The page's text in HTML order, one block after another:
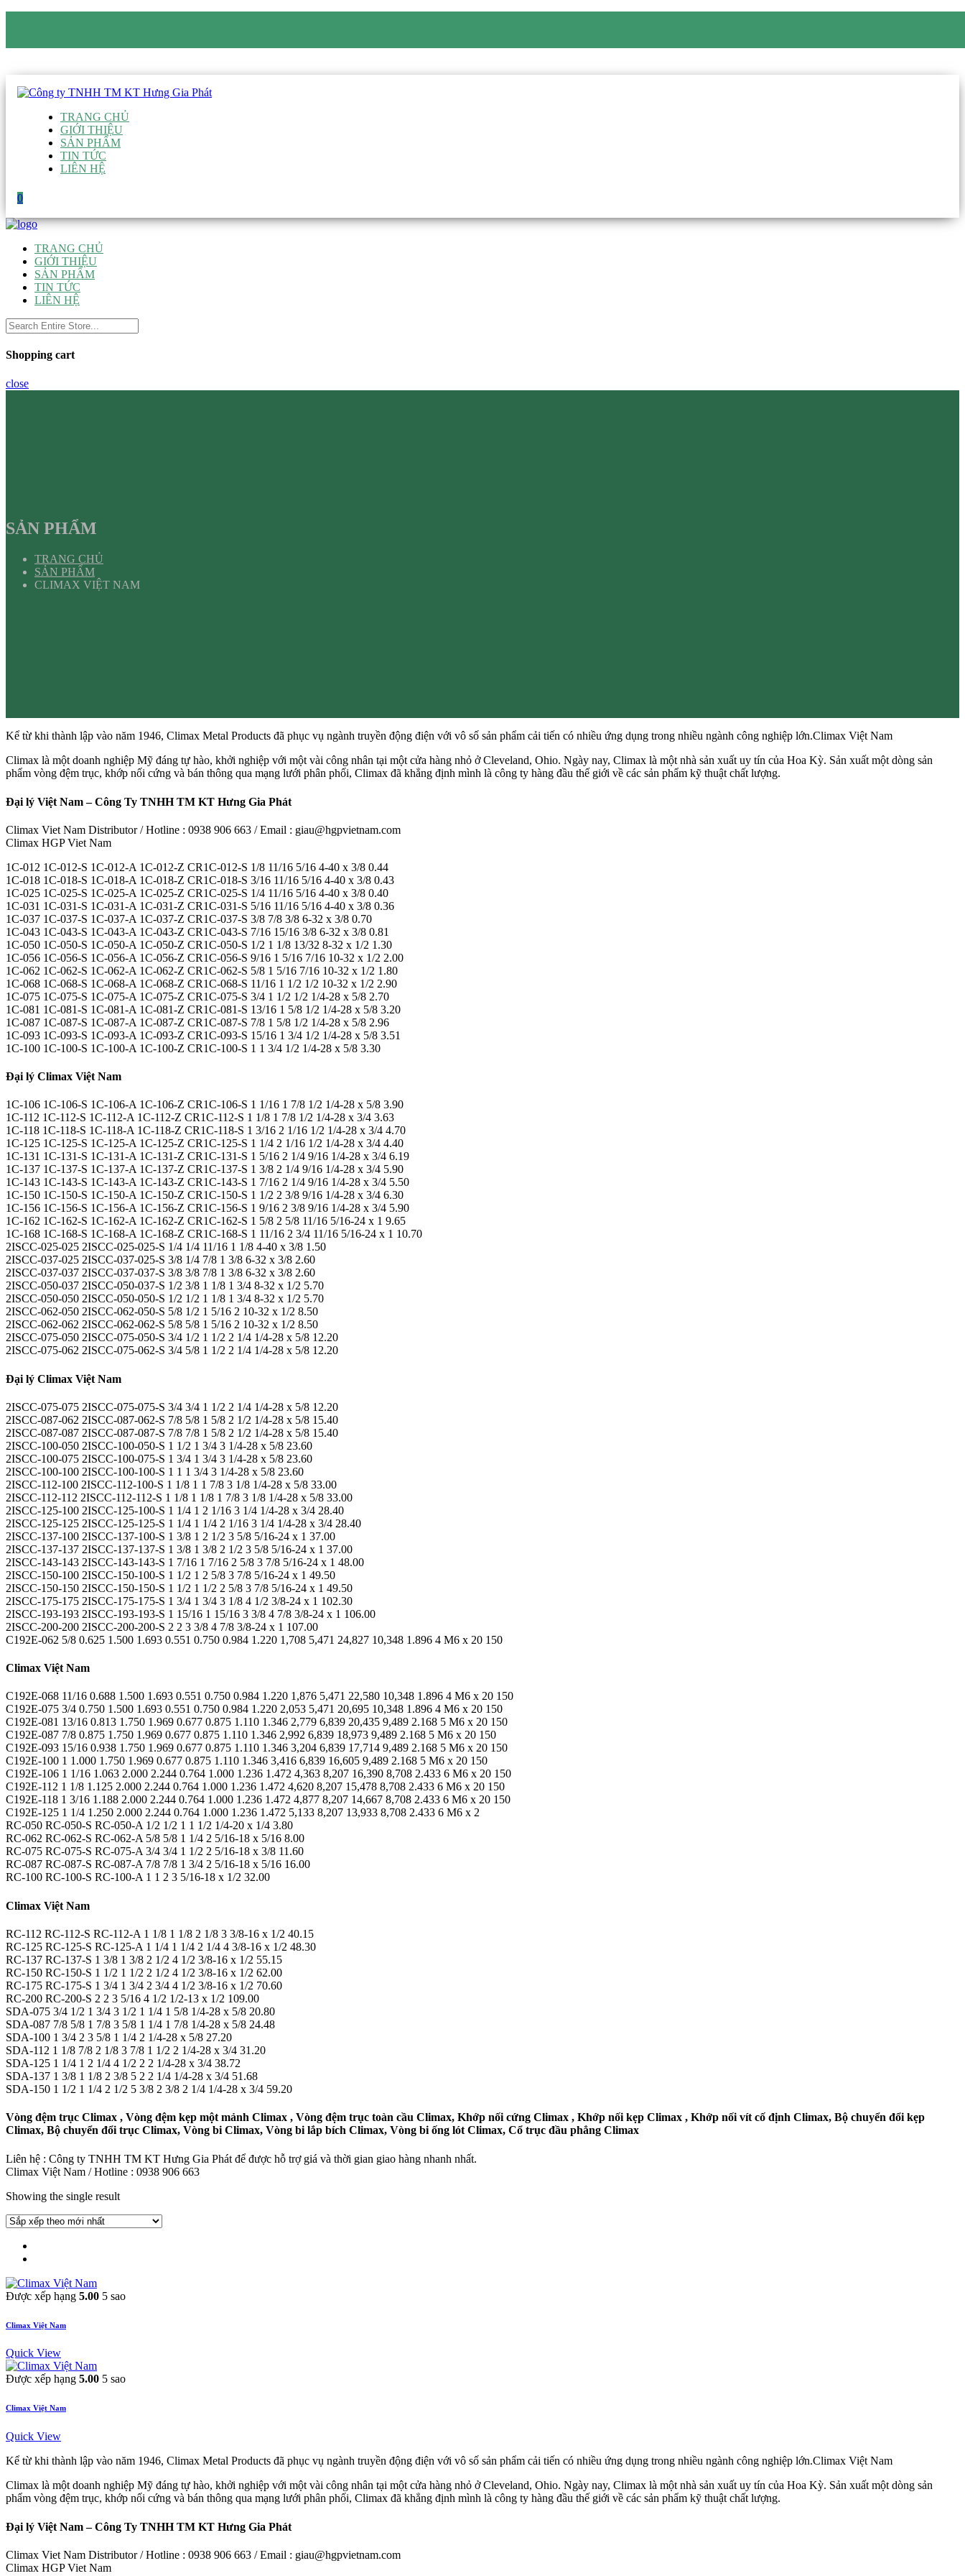
TRANG CHỦ
GIỚI THIỆU
SẢN PHẨM
TIN TỨC
LIÊN HỆ
0
TRANG CHỦ
GIỚI THIỆU
SẢN PHẨM
TIN TỨC
LIÊN HỆ
Shopping cart
close
SẢN PHẨM
TRANG CHỦ
SẢN PHẨM
CLIMAX VIỆT NAM
Kể từ khi thành lập vào năm 1946, Climax Metal Products đã phục vụ ngành truyền động điện với vô số sản phẩm cải tiến có nhiều ứng dụng trong nhiều ngành công nghiệp lớn.Climax Việt Nam
Climax là một doanh nghiệp Mỹ đáng tự hào, khởi nghiệp với một vài công nhân tại một cửa hàng nhỏ ở Cleveland, Ohio. Ngày nay, Climax là một nhà sản xuất uy tín của Hoa Kỳ. Sản xuất một dòng sản
phẩm vòng đệm trục, khớp nối cứng và bán thông qua mạng lưới phân phối, Climax đã khẳng định mình là công ty hàng đầu thế giới về các sản phẩm kỹ thuật chất lượng.
Đại lý Việt Nam – Công Ty TNHH TM KT Hưng Gia Phát
Climax Viet Nam Distributor / Hotline : 0938 906 663 / Email : giau@hgpvietnam.com
Climax HGP Viet Nam
1C-012 1C-012-S 1C-012-A 1C-012-Z CR1C-012-S 1/8 11/16 5/16 4-40 x 3/8 0.44
1C-018 1C-018-S 1C-018-A 1C-018-Z CR1C-018-S 3/16 11/16 5/16 4-40 x 3/8 0.43
1C-025 1C-025-S 1C-025-A 1C-025-Z CR1C-025-S 1/4 11/16 5/16 4-40 x 3/8 0.40
1C-031 1C-031-S 1C-031-A 1C-031-Z CR1C-031-S 5/16 11/16 5/16 4-40 x 3/8 0.36
1C-037 1C-037-S 1C-037-A 1C-037-Z CR1C-037-S 3/8 7/8 3/8 6-32 x 3/8 0.70
1C-043 1C-043-S 1C-043-A 1C-043-Z CR1C-043-S 7/16 15/16 3/8 6-32 x 3/8 0.81
1C-050 1C-050-S 1C-050-A 1C-050-Z CR1C-050-S 1/2 1 1/8 13/32 8-32 x 1/2 1.30
1C-056 1C-056-S 1C-056-A 1C-056-Z CR1C-056-S 9/16 1 5/16 7/16 10-32 x 1/2 2.00
1C-062 1C-062-S 1C-062-A 1C-062-Z CR1C-062-S 5/8 1 5/16 7/16 10-32 x 1/2 1.80
1C-068 1C-068-S 1C-068-A 1C-068-Z CR1C-068-S 11/16 1 1/2 1/2 10-32 x 1/2 2.90
1C-075 1C-075-S 1C-075-A 1C-075-Z CR1C-075-S 3/4 1 1/2 1/2 1/4-28 x 5/8 2.70
1C-081 1C-081-S 1C-081-A 1C-081-Z CR1C-081-S 13/16 1 5/8 1/2 1/4-28 x 5/8 3.20
1C-087 1C-087-S 1C-087-A 1C-087-Z CR1C-087-S 7/8 1 5/8 1/2 1/4-28 x 5/8 2.96
1C-093 1C-093-S 1C-093-A 1C-093-Z CR1C-093-S 15/16 1 3/4 1/2 1/4-28 x 5/8 3.51
1C-100 1C-100-S 1C-100-A 1C-100-Z CR1C-100-S 1 1 3/4 1/2 1/4-28 x 5/8 3.30
Đại lý Climax Việt Nam
1C-106 1C-106-S 1C-106-A 1C-106-Z CR1C-106-S 1 1/16 1 7/8 1/2 1/4-28 x 5/8 3.90
1C-112 1C-112-S 1C-112-A 1C-112-Z CR1C-112-S 1 1/8 1 7/8 1/2 1/4-28 x 3/4 3.63
1C-118 1C-118-S 1C-118-A 1C-118-Z CR1C-118-S 1 3/16 2 1/16 1/2 1/4-28 x 3/4 4.70
1C-125 1C-125-S 1C-125-A 1C-125-Z CR1C-125-S 1 1/4 2 1/16 1/2 1/4-28 x 3/4 4.40
1C-131 1C-131-S 1C-131-A 1C-131-Z CR1C-131-S 1 5/16 2 1/4 9/16 1/4-28 x 3/4 6.19
1C-137 1C-137-S 1C-137-A 1C-137-Z CR1C-137-S 1 3/8 2 1/4 9/16 1/4-28 x 3/4 5.90
1C-143 1C-143-S 1C-143-A 1C-143-Z CR1C-143-S 1 7/16 2 1/4 9/16 1/4-28 x 3/4 5.50
1C-150 1C-150-S 1C-150-A 1C-150-Z CR1C-150-S 1 1/2 2 3/8 9/16 1/4-28 x 3/4 6.30
1C-156 1C-156-S 1C-156-A 1C-156-Z CR1C-156-S 1 9/16 2 3/8 9/16 1/4-28 x 3/4 5.90
1C-162 1C-162-S 1C-162-A 1C-162-Z CR1C-162-S 1 5/8 2 5/8 11/16 5/16-24 x 1 9.65
1C-168 1C-168-S 1C-168-A 1C-168-Z CR1C-168-S 1 11/16 2 3/4 11/16 5/16-24 x 1 10.70
2ISCC-025-025 2ISCC-025-025-S 1/4 1/4 11/16 1 1/8 4-40 x 3/8 1.50
2ISCC-037-025 2ISCC-037-025-S 3/8 1/4 7/8 1 3/8 6-32 x 3/8 2.60
2ISCC-037-037 2ISCC-037-037-S 3/8 3/8 7/8 1 3/8 6-32 x 3/8 2.60
2ISCC-050-037 2ISCC-050-037-S 1/2 3/8 1 1/8 1 3/4 8-32 x 1/2 5.70
2ISCC-050-050 2ISCC-050-050-S 1/2 1/2 1 1/8 1 3/4 8-32 x 1/2 5.70
2ISCC-062-050 2ISCC-062-050-S 5/8 1/2 1 5/16 2 10-32 x 1/2 8.50
2ISCC-062-062 2ISCC-062-062-S 5/8 5/8 1 5/16 2 10-32 x 1/2 8.50
2ISCC-075-050 2ISCC-075-050-S 3/4 1/2 1 1/2 2 1/4 1/4-28 x 5/8 12.20
2ISCC-075-062 2ISCC-075-062-S 3/4 5/8 1 1/2 2 1/4 1/4-28 x 5/8 12.20
Đại lý Climax Việt Nam
2ISCC-075-075 2ISCC-075-075-S 3/4 3/4 1 1/2 2 1/4 1/4-28 x 5/8 12.20
2ISCC-087-062 2ISCC-087-062-S 7/8 5/8 1 5/8 2 1/2 1/4-28 x 5/8 15.40
2ISCC-087-087 2ISCC-087-087-S 7/8 7/8 1 5/8 2 1/2 1/4-28 x 5/8 15.40
2ISCC-100-050 2ISCC-100-050-S 1 1/2 1 3/4 3 1/4-28 x 5/8 23.60
2ISCC-100-075 2ISCC-100-075-S 1 3/4 1 3/4 3 1/4-28 x 5/8 23.60
2ISCC-100-100 2ISCC-100-100-S 1 1 1 3/4 3 1/4-28 x 5/8 23.60
2ISCC-112-100 2ISCC-112-100-S 1 1/8 1 1 7/8 3 1/8 1/4-28 x 5/8 33.00
2ISCC-112-112 2ISCC-112-112-S 1 1/8 1 1/8 1 7/8 3 1/8 1/4-28 x 5/8 33.00
2ISCC-125-100 2ISCC-125-100-S 1 1/4 1 2 1/16 3 1/4 1/4-28 x 3/4 28.40
2ISCC-125-125 2ISCC-125-125-S 1 1/4 1 1/4 2 1/16 3 1/4 1/4-28 x 3/4 28.40
2ISCC-137-100 2ISCC-137-100-S 1 3/8 1 2 1/2 3 5/8 5/16-24 x 1 37.00
2ISCC-137-137 2ISCC-137-137-S 1 3/8 1 3/8 2 1/2 3 5/8 5/16-24 x 1 37.00
2ISCC-143-143 2ISCC-143-143-S 1 7/16 1 7/16 2 5/8 3 7/8 5/16-24 x 1 48.00
2ISCC-150-100 2ISCC-150-100-S 1 1/2 1 2 5/8 3 7/8 5/16-24 x 1 49.50
2ISCC-150-150 2ISCC-150-150-S 1 1/2 1 1/2 2 5/8 3 7/8 5/16-24 x 1 49.50
2ISCC-175-175 2ISCC-175-175-S 1 3/4 1 3/4 3 1/8 4 1/2 3/8-24 x 1 102.30
2ISCC-193-193 2ISCC-193-193-S 1 15/16 1 15/16 3 3/8 4 7/8 3/8-24 x 1 106.00
2ISCC-200-200 2ISCC-200-200-S 2 2 3 3/8 4 7/8 3/8-24 x 1 107.00
C192E-062 5/8 0.625 1.500 1.693 0.551 0.750 0.984 1.220 1,708 5,471 24,827 10,348 1.896 4 M6 x 20 150
Climax Việt Nam
C192E-068 11/16 0.688 1.500 1.693 0.551 0.750 0.984 1.220 1,876 5,471 22,580 10,348 1.896 4 M6 x 20 150
C192E-075 3/4 0.750 1.500 1.693 0.551 0.750 0.984 1.220 2,053 5,471 20,695 10,348 1.896 4 M6 x 20 150
C192E-081 13/16 0.813 1.750 1.969 0.677 0.875 1.110 1.346 2,779 6,839 20,435 9,489 2.168 5 M6 x 20 150
C192E-087 7/8 0.875 1.750 1.969 0.677 0.875 1.110 1.346 2,992 6,839 18,973 9,489 2.168 5 M6 x 20 150
C192E-093 15/16 0.938 1.750 1.969 0.677 0.875 1.110 1.346 3,204 6,839 17,714 9,489 2.168 5 M6 x 20 150
C192E-100 1 1.000 1.750 1.969 0.677 0.875 1.110 1.346 3,416 6,839 16,605 9,489 2.168 5 M6 x 20 150
C192E-106 1 1/16 1.063 2.000 2.244 0.764 1.000 1.236 1.472 4,363 8,207 16,390 8,708 2.433 6 M6 x 20 150
C192E-112 1 1/8 1.125 2.000 2.244 0.764 1.000 1.236 1.472 4,620 8,207 15,478 8,708 2.433 6 M6 x 20 150
C192E-118 1 3/16 1.188 2.000 2.244 0.764 1.000 1.236 1.472 4,877 8,207 14,667 8,708 2.433 6 M6 x 20 150
C192E-125 1 1/4 1.250 2.000 2.244 0.764 1.000 1.236 1.472 5,133 8,207 13,933 8,708 2.433 6 M6 x 2
RC-050 RC-050-S RC-050-A 1/2 1/2 1 1 1/2 1/4-20 x 1/4 3.80
RC-062 RC-062-S RC-062-A 5/8 5/8 1 1/4 2 5/16-18 x 5/16 8.00
RC-075 RC-075-S RC-075-A 3/4 3/4 1 1/2 2 5/16-18 x 3/8 11.60
RC-087 RC-087-S RC-087-A 7/8 7/8 1 3/4 2 5/16-18 x 5/16 16.00
RC-100 RC-100-S RC-100-A 1 1 2 3 5/16-18 x 1/2 32.00
Climax Việt Nam
RC-112 RC-112-S RC-112-A 1 1/8 1 1/8 2 1/8 3 3/8-16 x 1/2 40.15
RC-125 RC-125-S RC-125-A 1 1/4 1 1/4 2 1/4 4 3/8-16 x 1/2 48.30
RC-137 RC-137-S 1 3/8 1 3/8 2 1/2 4 1/2 3/8-16 x 1/2 55.15
RC-150 RC-150-S 1 1/2 1 1/2 2 1/2 4 1/2 3/8-16 x 1/2 62.00
RC-175 RC-175-S 1 3/4 1 3/4 2 3/4 4 1/2 3/8-16 x 1/2 70.60
RC-200 RC-200-S 2 2 3 5/16 4 1/2 1/2-13 x 1/2 109.00
SDA-075 3/4 1/2 1 3/4 3 1/2 1 1/4 1 5/8 1/4-28 x 5/8 20.80
SDA-087 7/8 5/8 1 7/8 3 5/8 1 1/4 1 7/8 1/4-28 x 5/8 24.48
SDA-100 1 3/4 2 3 5/8 1 1/4 2 1/4-28 x 5/8 27.20
SDA-112 1 1/8 7/8 2 1/8 3 7/8 1 1/2 2 1/4-28 x 3/4 31.20
SDA-125 1 1/4 1 2 1/4 4 1/2 2 2 1/4-28 x 3/4 38.72
SDA-137 1 3/8 1 1/8 2 3/8 5 2 2 1/4 1/4-28 x 3/4 51.68
SDA-150 1 1/2 1 1/4 2 1/2 5 3/8 2 3/8 2 1/4 1/4-28 x 3/4 59.20
Vòng đệm trục Climax , Vòng đệm kẹp một mảnh Climax , Vòng đệm trục toàn cầu Climax, Khớp nối cứng Climax , Khớp nối kẹp Climax , Khớp nối vít cố định Climax, Bộ chuyển đổi kẹp
Climax, Bộ chuyển đổi trục Climax, Vòng bi Climax, Vòng bi lắp bích Climax, Vòng bi ống lót Climax, Cổ trục đầu phẳng Climax
Liên hệ : Công ty TNHH TM KT Hưng Gia Phát để được hỗ trợ giá và thời gian giao hàng nhanh nhất.
Climax Việt Nam / Hotline : 0938 906 663
Showing the single result
Được xếp hạng 5.00 5 sao
Climax Việt Nam
Quick View
Được xếp hạng 5.00 5 sao
Climax Việt Nam
Quick View
Kể từ khi thành lập vào năm 1946, Climax Metal Products đã phục vụ ngành truyền động điện với vô số sản phẩm cải tiến có nhiều ứng dụng trong nhiều ngành công nghiệp lớn.Climax Việt Nam
Climax là một doanh nghiệp Mỹ đáng tự hào, khởi nghiệp với một vài công nhân tại một cửa hàng nhỏ ở Cleveland, Ohio. Ngày nay, Climax là một nhà sản xuất uy tín của Hoa Kỳ. Sản xuất một dòng sản
phẩm vòng đệm trục, khớp nối cứng và bán thông qua mạng lưới phân phối, Climax đã khẳng định mình là công ty hàng đầu thế giới về các sản phẩm kỹ thuật chất lượng.
Đại lý Việt Nam – Công Ty TNHH TM KT Hưng Gia Phát
Climax Viet Nam Distributor / Hotline : 0938 906 663 / Email : giau@hgpvietnam.com
Climax HGP Viet Nam